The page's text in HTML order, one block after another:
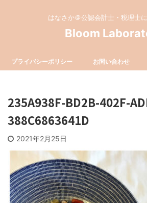
はなさか＠公認会計士・税理士
Bloom
プライバシーポリシー お問い合わせ
235A938F-BD2B-402F-
388C6863641D
2021年2月25日